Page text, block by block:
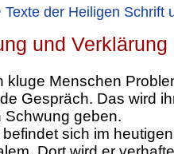
Texte der Heiligen Schrift
und Verklärung
kluge Menschen
Gespräch. Das wird
Schwung geben.
sich im